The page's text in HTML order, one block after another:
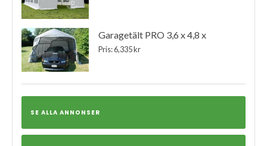
Garagetält PRO 3,6 x 4,8 x
Pris: 6,335 kr
SE ALLA ANNONSER